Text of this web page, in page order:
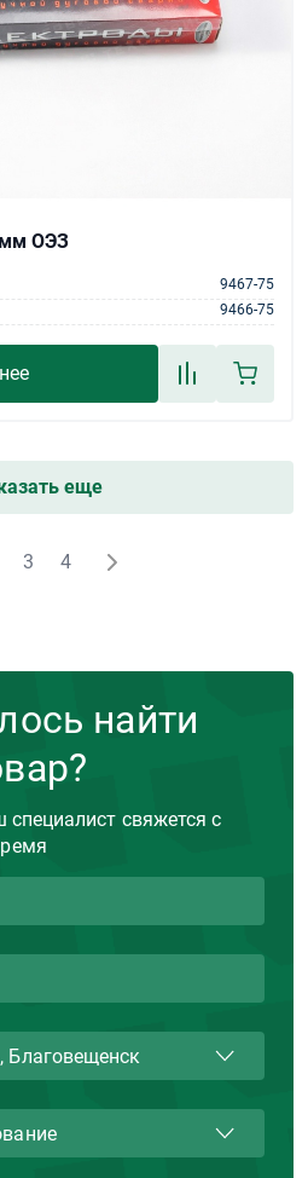
ОЭЗ
9467-75
9466-75
еще
3 4
найти
специалист свяжется с